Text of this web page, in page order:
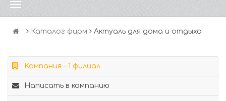
Каталог фирм Актуаль для дома и отдыха
Компания - 1 филиал
Написать в компанию